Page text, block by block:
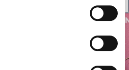
e può essere revocato in
desidera modificare le
sapere di più sui cookie che
da dove è